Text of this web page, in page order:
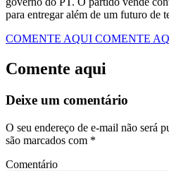
para entregar além de um futuro de
COMENTE AQUI COMENTE
Comente aqui
Deixe um comentário
O seu endereço de e-mail não será
são marcados com *
Comentário